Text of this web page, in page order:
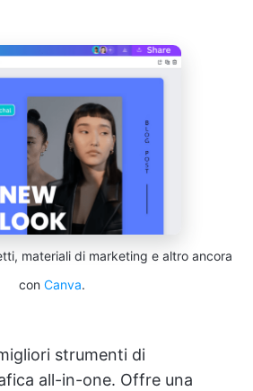
materiali di marketing e altro ancora
con Canva.
strumenti di
all-in-one. Offre una